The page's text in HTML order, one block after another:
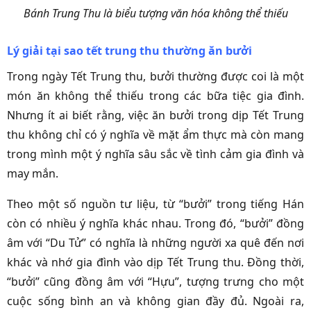
Bánh Trung Thu là biểu tượng văn hóa không thể thiếu
Lý giải tại sao tết trung thu thường ăn bưởi
Trong ngày Tết Trung thu, bưởi thường được coi là một
món ăn không thể thiếu trong các bữa tiệc gia đình.
Nhưng ít ai biết rằng, việc ăn bưởi trong dịp Tết Trung
thu không chỉ có ý nghĩa về mặt ẩm thực mà còn mang
trong mình một ý nghĩa sâu sắc về tình cảm gia đình và
may mắn.
Theo một số nguồn tư liệu, từ “bưởi” trong tiếng Hán
còn có nhiều ý nghĩa khác nhau. Trong đó, “bưởi” đồng
âm với “Du Tử” có nghĩa là những người xa quê đến nơi
khác và nhớ gia đình vào dịp Tết Trung thu. Đồng thời,
“bưởi” cũng đồng âm với “Hựu”, tượng trưng cho một
cuộc sống bình an và không gian đầy đủ. Ngoài ra,